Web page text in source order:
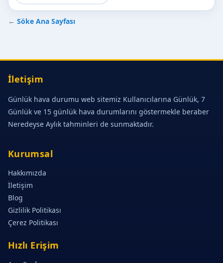
← Söke Ana Sayfası
İletişim
Günlük hava durumu web sitemiz Kullanıcılarına Günlük, 7
Günlük ve 15 günlük hava durumlarını göstermekle beraber
Neredeyse Aylık tahminleri de sunmaktadır.
Kurumsal
Hakkımızda
İletişim
Blog
Gizlilik Politikası
Çerez Politikası
Hızlı Erişim